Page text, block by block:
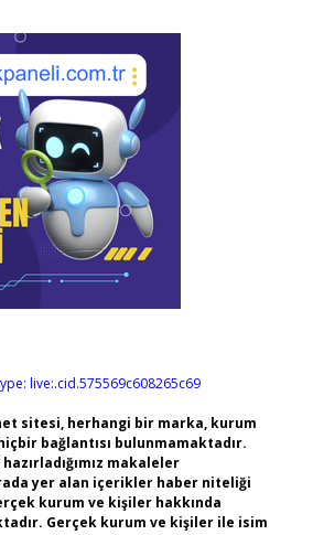
live:.cid.575569c608265c69
sitesi, herhangi bir marka, kurum
bağlantısı bulunmamaktadır.
makaleler
yer alan içerikler haber niteliği
kurum ve kişiler hakkında
Gerçek kurum ve kişiler ile isim